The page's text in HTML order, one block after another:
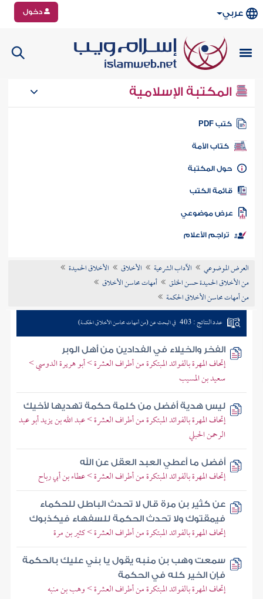
عربي دخول
المكتبة الإسلامية
كتب PDF
كتاب الأمة
المكتبة
الكتب
موضوعي
تراجم الأعلام
العرض الموضوعي الآداب الشرعية الأخلاق
الأخلاق الحميدة
من الأخلاق الحميدة حسن الخلق
أمهات محاسن الأخلاق
من أمهات محاسن الأخلاق الحكمة
عدد النتائج : 403 في البحث عن (من أمهات محاسن الأخلاق الحكمة)
الفخر والخيلاء في الفدادين من أهل الوبر
إتحاف المهرة بالفوائد المبتكرة من أطراف العشرة > أبو هريرة الدوسي >
سعيد بن المسيب
ليس هدية أفضل من كلمة حكمة تهديها لأخيك
إتحاف المهرة بالفوائد المبتكرة من أطراف العشرة > عبد الله بن يزيد أبو عبد
الرحمن الحبلي
أفضل ما أعطي العبد العقل عن الله
إتحاف المهرة بالفوائد المبتكرة من أطراف العشرة > عطاء بن أبي رباح
عن كثير بن مرة قال لا تحدث الباطل للحكماء
فيمقتوك ولا تحدث الحكمة للسفهاء فيكذبوك
إتحاف المهرة بالفوائد المبتكرة من أطراف العشرة > كثير بن مرة
سمعت وهب بن منبه يقول يا بني عليك بالحكمة
فإن الخير كله في الحكمة
إتحاف المهرة بالفوائد المبتكرة من أطراف العشرة > وهب بن منبه